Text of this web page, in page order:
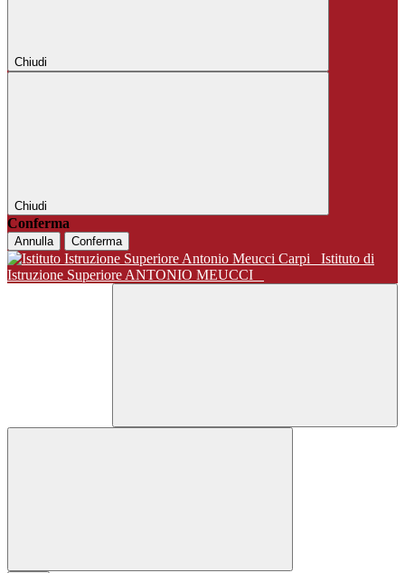
Chiudi
Chiudi
Conferma
Annulla Conferma
Istituto di
Istruzione Superiore ANTONIO MEUCCI